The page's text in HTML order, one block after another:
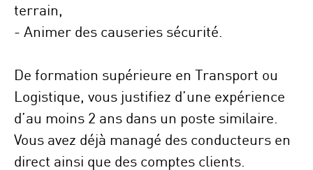
terrain,
- Animer des causeries sécurité.
De formation supérieure en Transport ou
Logistique, vous justifiez d’une expérience
d’au moins 2 ans dans un poste similaire.
Vous avez déjà managé des conducteurs en
direct ainsi que des comptes clients.